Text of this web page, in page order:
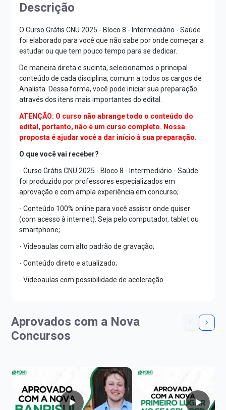
Descrição
O Curso Grátis CNU 2025 - Bloco 8 - Intermediário - Saúde
foi elaborado para você que não sabe por onde começar a
estudar ou que tem pouco tempo para se dedicar.
De maneira direta e sucinta, selecionamos o principal
conteúdo de cada disciplina, comum a todos os cargos de
Analista. Dessa forma, você pode iniciar sua preparação
através dos itens mais importantes do edital.
ATENÇÃO: O curso não abrange todo o conteúdo do
edital, portanto, não é um curso completo. Nossa
proposta é ajudar você a dar início à sua preparação.
O que você vai receber?
- Curso Grátis CNU 2025 - Bloco 8 - Intermediário - Saúde
foi produzido por professores especializados em
aprovação e com ampla experiência em concurso;
- Conteúdo 100% online para você assistir onde quiser
(com acesso à internet). Seja pelo computador, tablet ou
smartphone;
- Videoaulas com alto padrão de gravação;
- Conteúdo direto e atualizado;
- Videoaulas com possibilidade de aceleração.
Aprovados com a Nova
Concursos